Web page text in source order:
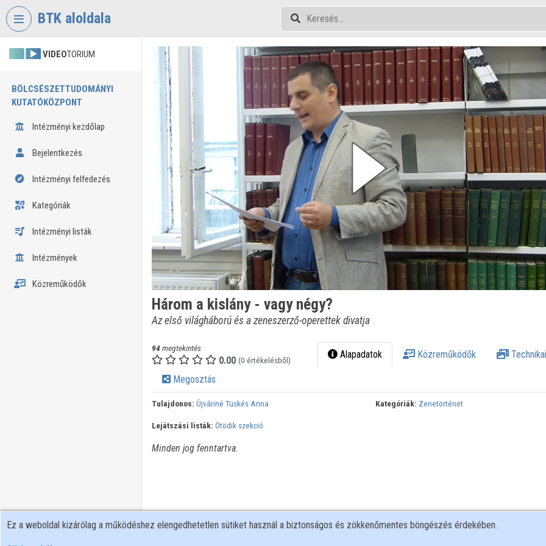
Fejléc kihagyása
BTK aloldala
VIDEOTORIUM
BÖLCSÉSZETTUDOMÁNYI
KUTATÓKÖZPONT
Intézményi kezdőlap
Bejelentkezés
Intézményi felfedezés
Kategóriák
Intézményi listák
Intézmények
Közreműködők
Három a kislány - vagy négy?
Az első világháború és a zeneszerző-operettek divatja
94megtekintés
0.00 (0 értékelésből) Alapadatok Közreműködők
Megosztás
Tulajdonos: Újváriné Tüskés Anna Kategóriák: Zenetörténet
Lejátszási listák: Ötödik szekció
Minden jog fenntartva.
Ez a weboldal kizárólag a működéshez elengedhetetlen sütiket használ a biztonságos és zökkenőmentes böngészés érdekében.